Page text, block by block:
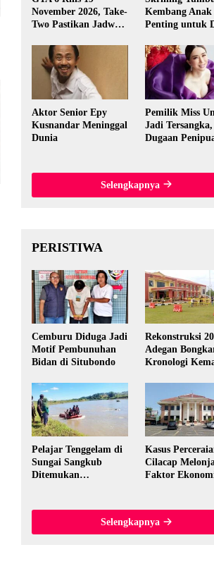
November 2026, Take-
Two Pastikan Jadwal
Kembang Anak
Penting untuk
Perkembangan
Aktor Senior Epy
Kusnandar Meninggal
Dunia
Pemilik Miss
Jadi Tersangka,
Dugaan
Thailand
Selengkapnya
PERISTIWA
Cemburu Diduga Jadi
Motif Pembunuhan
Bidan di Situbondo
Rekonstruksi 20
Adegan
Kronologi
Pelajar Tenggelam di
Sungai Sangkub
Ditemukan
Meter dari Lokasi
Kasus
Cilacap
Faktor
Selengkapnya